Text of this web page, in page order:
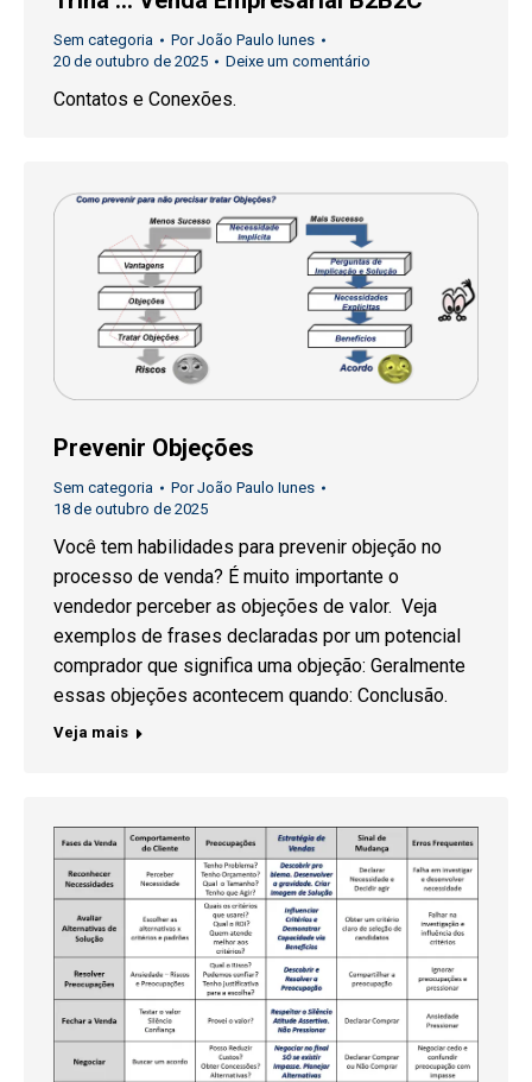
Sem categoria PorJoão Paulo Iunes
20 de outubro de 2025
Deixe um comentário
Contatos e Conexões.
Prevenir Objeções
Sem categoria PorJoão Paulo Iunes
18 de outubro de 2025
Você tem habilidades para prevenir objeção no
processo de venda? É muito importante o
vendedor perceber as objeções de valor. Veja
exemplos de frases declaradas por um potencial
comprador que significa uma objeção: Geralmente
essas objeções acontecem quando: Conclusão.
Veja mais